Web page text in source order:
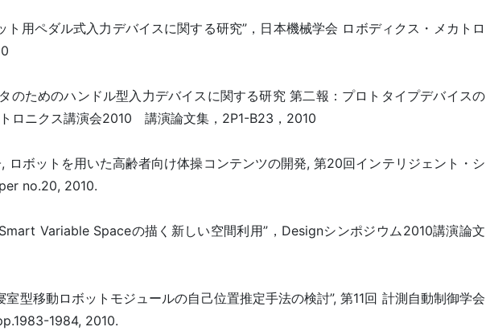
用ペダル式入力デバイスに関する研究”，日本機械学会 ロボディクス・メカトロ
のためのハンドル型入力デバイスに関する研究 第二報：プロトタイプデバイスの
ロニクス講演会2010 講演論文集，2P1-B23，2010
ロボットを用いた高齢者向け体操コンテンツの開発, 第20回インテリジェント・シ
no.20, 2010.
Variable Spaceの描く新しい空間利用”，Designシンポジウム2010講演論文
型移動ロボットモジュールの自己位置推定手法の検討”, 第11回 計測自動制御学会
1984, 2010.